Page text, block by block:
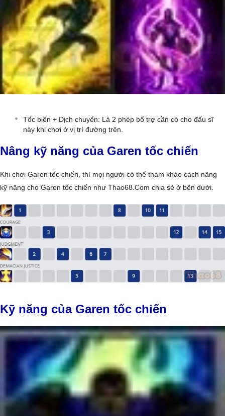
Tốc biến + Dịch chuyển: Là 2 phép bổ trợ cần có cho đấu sĩ
này khi chơi ở vị trí đường trên.
Nâng kỹ năng của Garen tốc chiến
Khi chơi Garen tốc chiến, thì mọi người có thể tham khảo cách nâng
kỹ năng cho Garen tốc chiến như Thao68.Com chia sẻ ở bên dưới.
Kỹ năng của Garen tốc chiến